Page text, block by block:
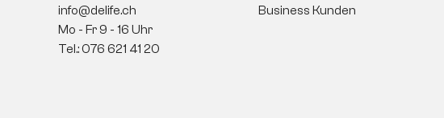
info@delife.ch
Mo - Fr 9 - 16 Uhr
Tel.: 076 621 41 20
Business Kunden